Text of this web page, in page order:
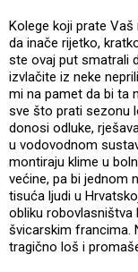
Kolege koji prate
da inače rijetko,
ste ovaj put smatrali
izvlačite iz neke
mi na pamet da bi ta
sve što prati sezonu
donosi odluke,
u vodovodnom
montiraju klime u
većine, pa bi jednom
tisuća ljudi u
obliku robovlasništva
švicarskim francima.
tragično loš i